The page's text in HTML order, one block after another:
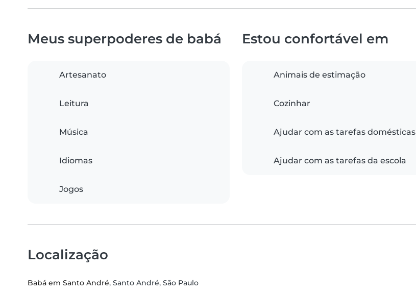
Meus superpoderes de babá
Artesanato
Leitura
Música
Idiomas
Jogos
Estou confortável em
Animais de estimação
Cozinhar
Ajudar com as tarefas domésticas
Ajudar com as tarefas da escola
Localização
Babá em Santo André, Santo André, São Paulo